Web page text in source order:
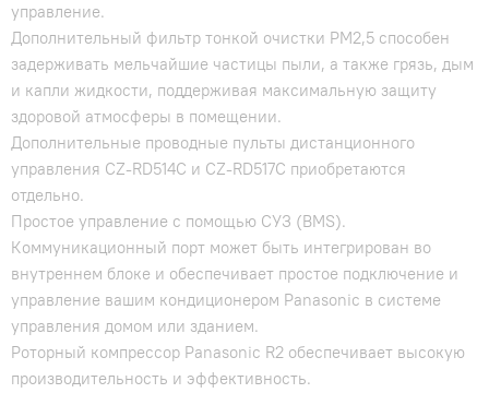
управление.
Дополнительный фильтр тонкой очистки РМ2,5 способен
задерживать мельчайшие частицы пыли, а также грязь, дым
и капли жидкости, поддерживая максимальную защиту
здоровой атмосферы в помещении.
Дополнительные проводные пульты дистанционного
управления CZ-RD514C и CZ-RD517C приобретаются
отдельно.
Простое управление с помощью СУЗ (BMS).
Коммуникационный порт может быть интегрирован во
внутреннем блоке и обеспечивает простое подключение и
управление вашим кондиционером Panasonic в системе
управления домом или зданием.
Роторный компрессор Panasonic R2 обеспечивает высокую
производительность и эффективность.